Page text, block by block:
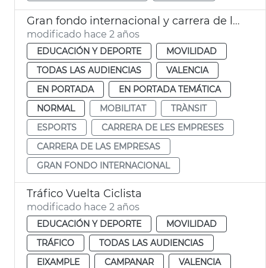
Gran fondo internacional y carrera de las empresas
modificado hace 2 años
EDUCACIÓN Y DEPORTE
MOVILIDAD
TODAS LAS AUDIENCIAS
VALENCIA
EN PORTADA
EN PORTADA TEMÁTICA
NORMAL
MOBILITAT
TRÀNSIT
ESPORTS
CARRERA DE LES EMPRESES
CARRERA DE LAS EMPRESAS
GRAN FONDO INTERNACIONAL
Tráfico Vuelta Ciclista
modificado hace 2 años
EDUCACIÓN Y DEPORTE
MOVILIDAD
TRÁFICO
TODAS LAS AUDIENCIAS
EIXAMPLE
CAMPANAR
VALENCIA